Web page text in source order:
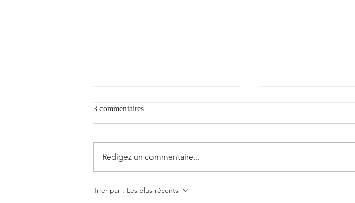
Voyez la vie en rose
Voyez la vie en rose... avec notre rosé
commentaire ci-après) ! 👇 "La vie en
rose en effet avec cette négrette très
"Cantèra"
3 commentaires
Rédigez un commentaire...
Trier par : Les plus récents